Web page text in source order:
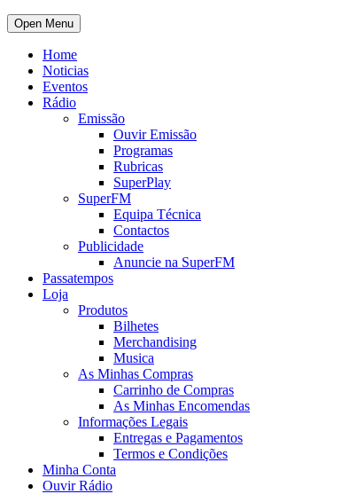
Open Menu
Home
Noticias
Eventos
Rádio
Emissão
Ouvir Emissão
Programas
Rubricas
SuperPlay
SuperFM
Equipa Técnica
Contactos
Publicidade
Anuncie na SuperFM
Passatempos
Loja
Produtos
Bilhetes
Merchandising
Musica
As Minhas Compras
Carrinho de Compras
As Minhas Encomendas
Informações Legais
Entregas e Pagamentos
Termos e Condições
Minha Conta
Ouvir Rádio